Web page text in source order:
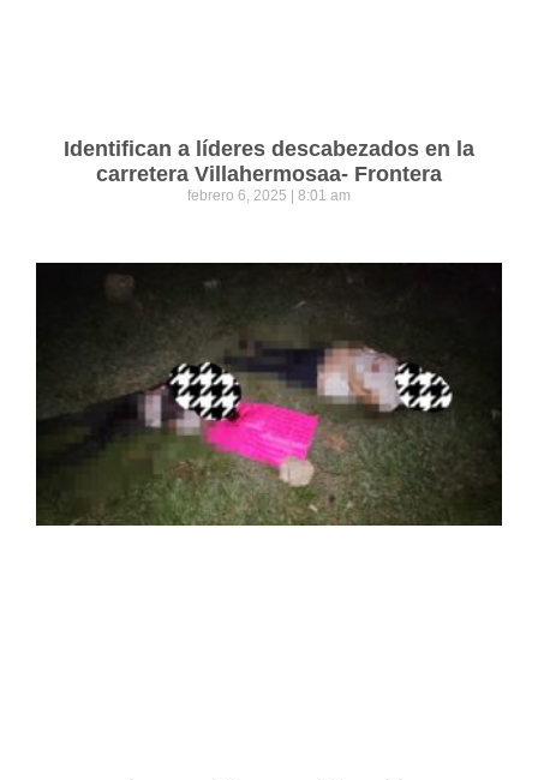
Identifican a líderes descabezados en la
carretera Villahermosaa- Frontera
febrero 6, 2025 8:01 am